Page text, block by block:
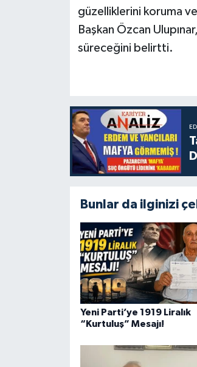
güzelliklerini koruma
Başkan Özcan
süreceğini belirtti.
Bunlar da ilginizi
Yeni Parti’ye 1919 Liralık
“Kurtuluş” Mesajı!